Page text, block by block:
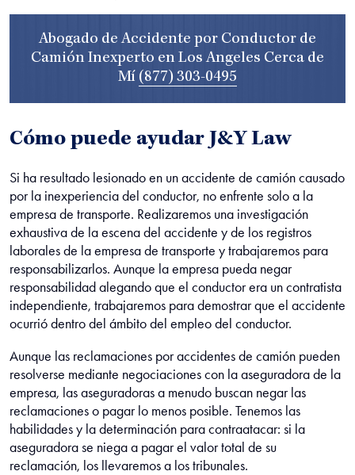
Abogado de Accidente por Conductor de
Camión Inexperto en Los Angeles Cerca de
Mí (877) 303-0495
Cómo puede ayudar J&Y Law
Si ha resultado lesionado en un accidente de camión causado
por la inexperiencia del conductor, no enfrente solo a la
empresa de transporte. Realizaremos una investigación
exhaustiva de la escena del accidente y de los registros
laborales de la empresa de transporte y trabajaremos para
responsabilizarlos. Aunque la empresa pueda negar
responsabilidad alegando que el conductor era un contratista
independiente, trabajaremos para demostrar que el accidente
ocurrió dentro del ámbito del empleo del conductor.
Aunque las reclamaciones por accidentes de camión pueden
resolverse mediante negociaciones con la aseguradora de la
empresa, las aseguradoras a menudo buscan negar las
reclamaciones o pagar lo menos posible. Tenemos las
habilidades y la determinación para contraatacar: si la
aseguradora se niega a pagar el valor total de su
reclamación, los llevaremos a los tribunales.